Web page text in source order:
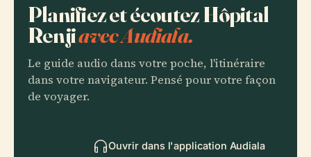
Planifiez et écoutez Hôpital
Renjiavec Audiala.
Le guide audio dans votre poche, l'itinéraire
dans votre navigateur. Pensé pour votre façon
de voyager.
Ouvrir dans l'application Audiala